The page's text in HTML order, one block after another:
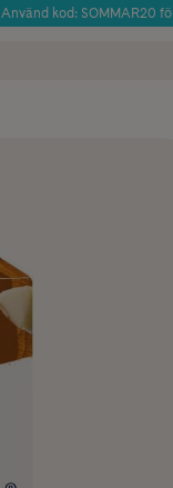
Använd kod: SOMMAR20